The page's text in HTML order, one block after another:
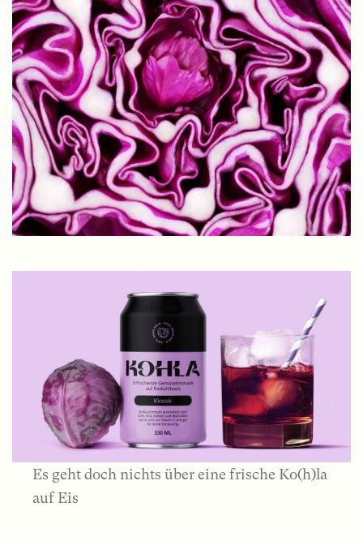
Es geht doch nichts über eine frische Ko(h)la
auf Eis